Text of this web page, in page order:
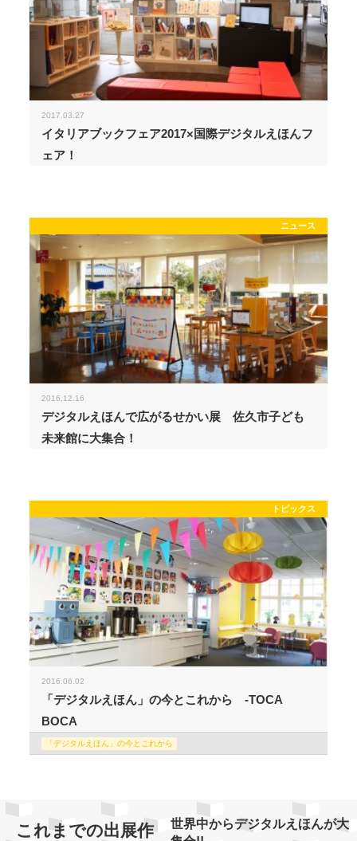
2017.03.27
イタリアブックフェア2017×国際デジタルえほんフ
ェア！
ニュース
2016.12.16
デジタルえほんで広がるせかい展 佐久市子ども
未来館に大集合！
トピックス
2016.06.02
「デジタルえほん」の今とこれから -TOCA
BOCA
「デジタルえほん」の今とこれから
これまでの出展作
世界中からデジタルえほんが大